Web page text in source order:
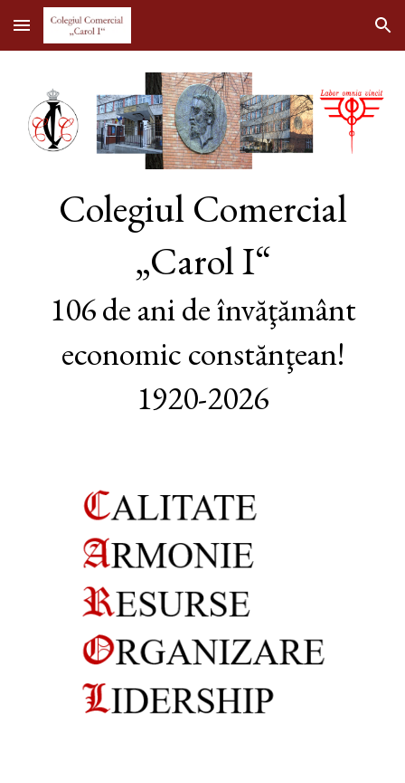
Skip to main content Skip to navigation
Colegiul Comercial
„Carol I“
106 deani de învăţământ
economic constănţean!
1920-2026